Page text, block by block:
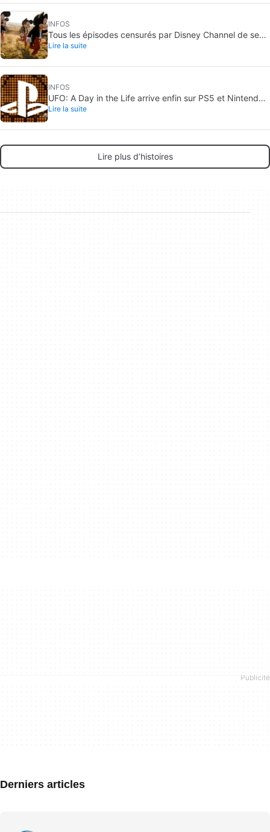
INFOS
Tous les épisodes censurés par Disney Channel de ses
séries les plus aimées… avec plus ou moins de raison
Lire la suite
INFOS
UFO: A Day in the Life arrive enfin sur PS5 et Nintendo
Switch 2
Lire la suite
Lire plus d’histoires
Derniers articles